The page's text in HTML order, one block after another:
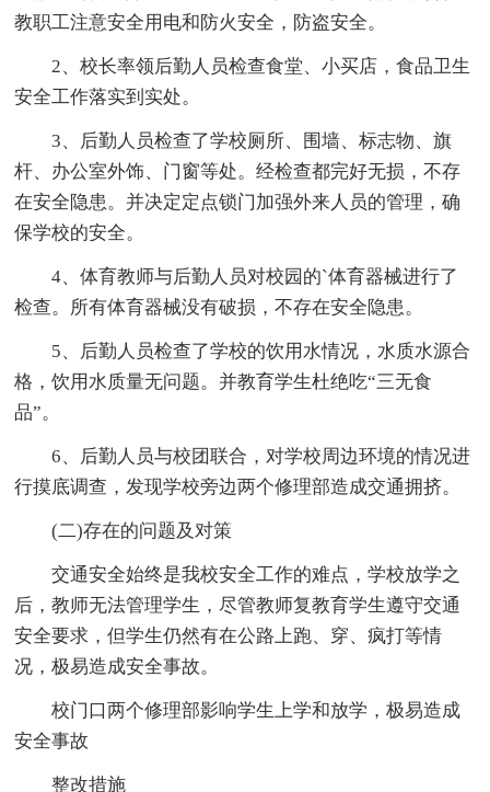
教职工注意安全用电和防火安全，防盗安全。
2、校长率领后勤人员检查食堂、小买店，食品卫生
安全工作落实到实处。
3、后勤人员检查了学校厕所、围墙、标志物、旗
杆、办公室外饰、门窗等处。经检查都完好无损，不存
在安全隐患。并决定定点锁门加强外来人员的管理，确
保学校的安全。
4、体育教师与后勤人员对校园的`体育器械进行了
检查。所有体育器械没有破损，不存在安全隐患。
5、后勤人员检查了学校的饮用水情况，水质水源合
格，饮用水质量无问题。并教育学生杜绝吃“三无食
品”。
6、后勤人员与校团联合，对学校周边环境的情况进
行摸底调查，发现学校旁边两个修理部造成交通拥挤。
(二)存在的问题及对策
交通安全始终是我校安全工作的难点，学校放学之
后，教师无法管理学生，尽管教师复教育学生遵守交通
安全要求，但学生仍然有在公路上跑、穿、疯打等情
况，极易造成安全事故。
校门口两个修理部影响学生上学和放学，极易造成
安全事故
整改措施